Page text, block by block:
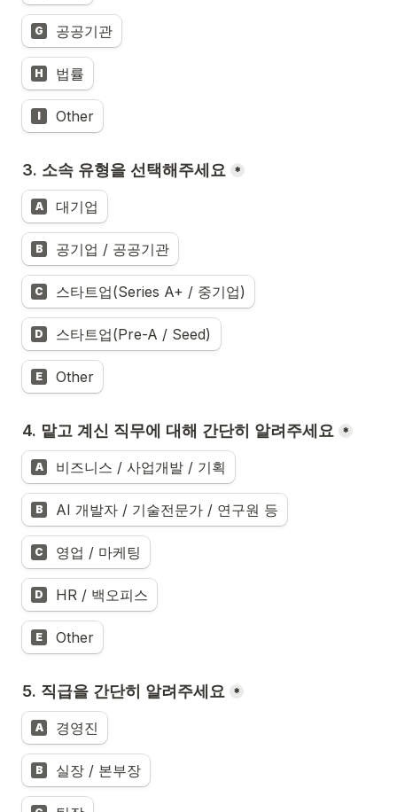
G 공공기관
H 법률
I Other
3. 소속 유형을 선택해주세요 *
A 대기업
B
C 스타트업(Series A+ / 중기업)
D 스타트업(Pre-A / Seed)
E Other
4. 맡고 계신 직무에 대해 간단히 알려주세요 *
A 비즈니스 / 사업개발 / 기획
B AI 개발자 / 기술전문가 / 연구원 등
C 영업 / 마케팅
D HR / 백오피스
E Other
5. 직급을 간단히 알려주세요 *
A 경영진
B 실장 / 본부장